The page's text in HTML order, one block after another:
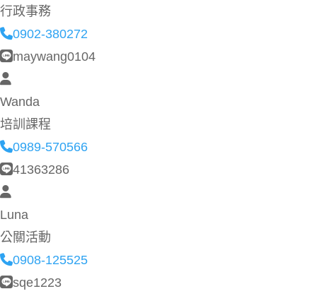
行政事務
0902-380272
maywang0104
Wanda
培訓課程
0989-570566
41363286
Luna
公關活動
0908-125525
sqe1223